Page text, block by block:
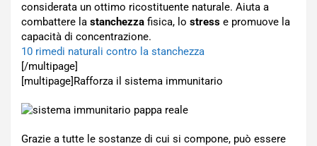
considerata un ottimo ricostituente naturale. Aiuta a
combattere la stanchezza fisica, lo stress e promuove la
capacità di concentrazione.
10 rimedi naturali contro la stanchezza
[/multipage]
[multipage]Rafforza il sistema immunitario
Grazie a tutte le sostanze di cui si compone, può essere